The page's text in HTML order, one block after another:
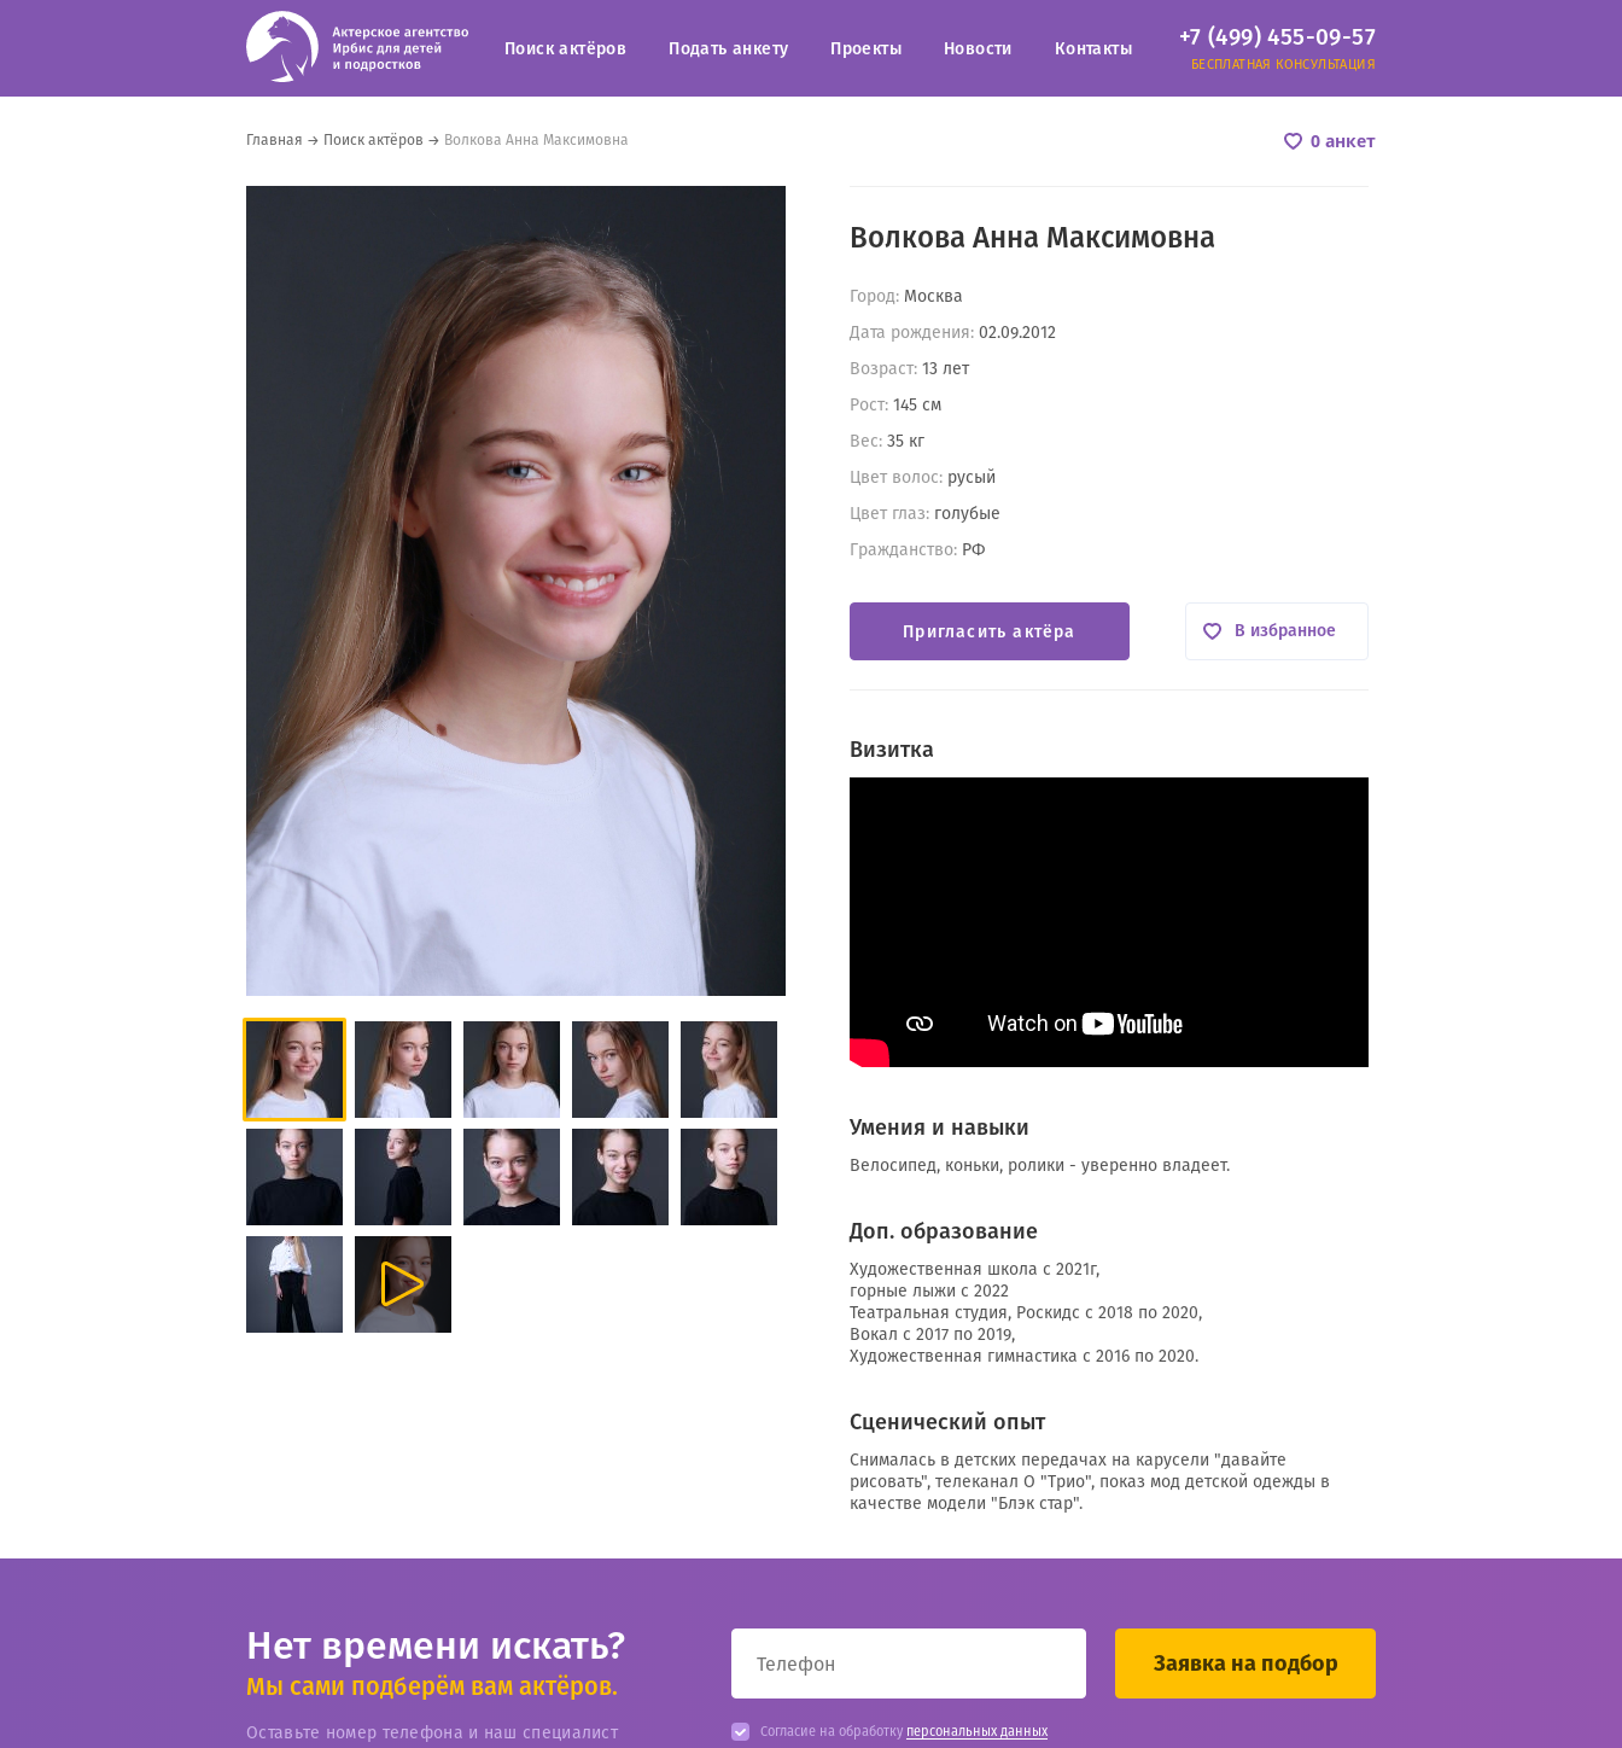
Поиск актёров Подать анкету Проекты Новости Контакты +7 (499) 455-09-57
БЕСПЛАТНАЯ КОНСУЛЬТАЦИЯ
Главная → Поиск актёров → Волкова Анна Максимовна 0 анкет
Волкова Анна Максимовна
Город: Москва
Дата рождения: 02.09.2012
Возраст: 13 лет
Рост: 145 см
Вес: 35 кг
Цвет волос: русый
Цвет глаз: голубые
Гражданство: РФ
Пригласить актёра В избранное
Визитка
Умения и навыки
Велосипед, коньки, ролики - уверенно владеет.
Доп. образование
Художественная школа с 2021г,
горные лыжи с 2022
Театральная студия, Роскидс с 2018 по 2020,
Вокал с 2017 по 2019,
Художественная гимнастика с 2016 по 2020.
Сценический опыт
Снималась в детских передачах на карусели "давайте
рисовать", телеканал О "Трио", показ мод детской одежды в
качестве модели "Блэк стар".
Нет времени искать?
Мы сами подберём вам актёров.
Оставьте номер телефона и наш специалист
Согласие на обработку персональных данных